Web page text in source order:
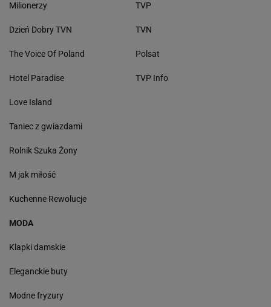
Milionerzy
Dzień Dobry TVN
The Voice Of Poland
Hotel Paradise
Love Island
Taniec z gwiazdami
Rolnik Szuka Żony
M jak miłość
Kuchenne Rewolucje
TVP
TVN
Polsat
TVP Info
MODA
Klapki damskie
Eleganckie buty
Modne fryzury